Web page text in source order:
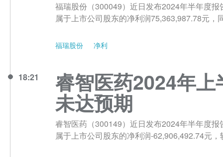
福瑞股份（300049）近日发布2024年半年度
属于上市公司股东的净利润75,363,987.78元，
福瑞股份 净利
18:21 睿智医药2024年
未达预期
睿智医药（300149）近日发布2024年半年度
属于上市公司股东的净利润-62,906,492.74元